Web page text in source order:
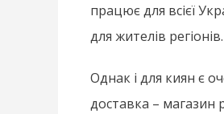
працює для всієї
для жителів регіонів.
Однак і для киян є
доставка – магазин